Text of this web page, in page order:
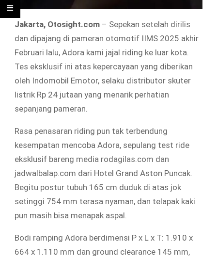
Jakarta, Otosight.com – Sepekan setelah dirilis
dan dipajang di pameran otomotif IIMS 2025 akhir
Februari lalu, Adora kami jajal riding ke luar kota.
Tes eksklusif ini atas kepercayaan yang diberikan
oleh Indomobil Emotor, selaku distributor skuter
listrik Rp 24 jutaan yang menarik perhatian
sepanjang pameran.
Rasa penasaran riding pun tak terbendung
kesempatan mencoba Adora, sepulang test ride
eksklusif bareng media rodagilas.com dan
jadwalbalap.com dari Hotel Grand Aston Puncak.
Begitu postur tubuh 165 cm duduk di atas jok
setinggi 754 mm terasa nyaman, dan telapak kaki
pun masih bisa menapak aspal.
Bodi ramping Adora berdimensi P x L x T: 1.910 x
664 x 1.110 mm dan ground clearance 145 mm,